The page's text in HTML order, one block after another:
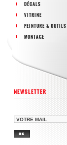
DÉCALS
VITRINE
PEINTURE & OUTILS
MONTAGE
NEWSLETTER